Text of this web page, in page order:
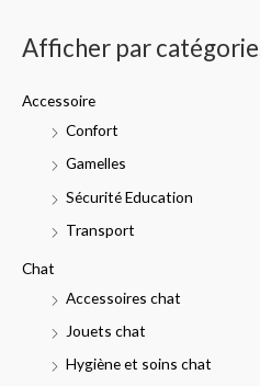
e
o
Afficher par
Accessoire
Confort
Gamelles
Sécurité Education
Transport
Chat
Accessoires chat
Jouets chat
Hygiène et soins chat